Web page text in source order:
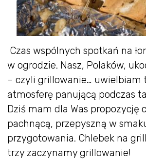
Czas wspólnych spotkań na
w ogrodzie. Nasz, Polaków,
– czyli grillowanie… uwielbiam
atmosferę panującą podczas
Dziś mam dla Was propozycję
pachnącą, przepyszną w
przygotowania. Chlebek na
trzy zaczynamy grillowanie!